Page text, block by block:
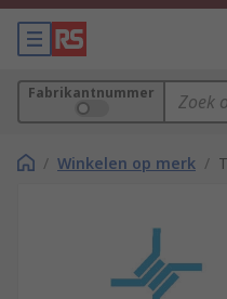
Fabrikantnummer
/ Winkelen op merk /